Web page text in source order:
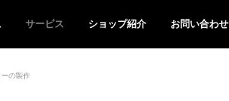
サービス ショップ紹介 お問い合わせ
の製作